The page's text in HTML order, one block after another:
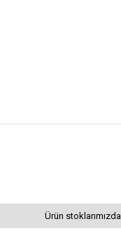
Ürün